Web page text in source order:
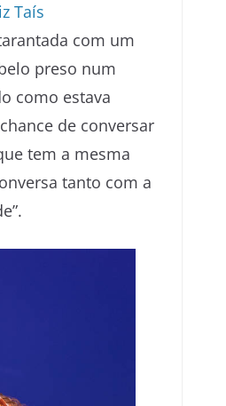
Taís
com um
preso num
como estava
de conversar
tem a mesma
tanto com a